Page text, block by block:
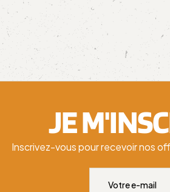
JE
Inscrivez-vous pour recevoir nos